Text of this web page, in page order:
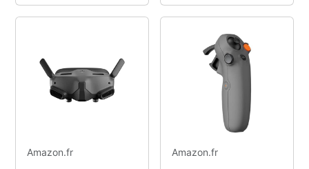
Immersive,
Réglables, Diffusion
sans...
Amazon.fr Amazon.fr